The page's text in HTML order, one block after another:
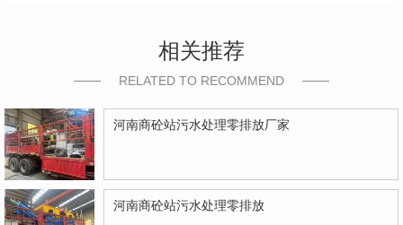
相关推荐
RELATED TO RECOMMEND
河南商砼站污水处理零排放厂家
河南商砼站污水处理零排放